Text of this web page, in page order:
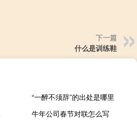
下一篇
什么是训练鞋
“一醉不须辞”的出处是哪里
牛年公司春节对联怎么写